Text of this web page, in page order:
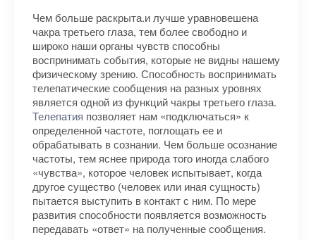
Чем больше раскрыта.и лучше уравновешена
чакра третьего глаза, тем более свободно и
широко наши органы чувств способны
воспринимать события, которые не видны нашему
физическому зрению. Способность воспринимать
телепатические сообщения на разных уровнях
является одной из функций чакры третьего глаза.
Телепатия позволяет нам «подключаться» к
определенной частоте, поглощать ее и
обрабатывать в сознании. Чем больше осознание
частоты, тем яснее природа того иногда слабого
«чувства», которое человек испытывает, когда
другое существо (человек или иная сущность)
пытается выступить в контакт с ним. По мере
развития способности появляется возможность
передавать «ответ» на полученные сообщения.